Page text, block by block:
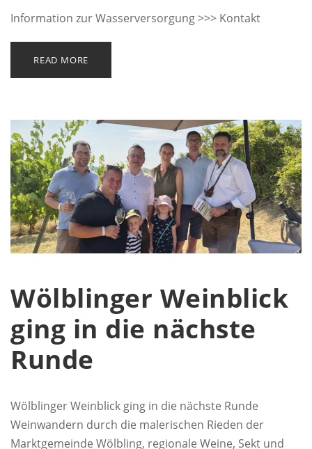
Information zur Wasserversorgung >>> Kontakt
READ MORE
Wölblinger Weinblick
ging in die nächste
Runde
Wölblinger Weinblick ging in die nächste Runde
Weinwandern durch die malerischen Rieden der
Marktgemeinde Wölbling, regionale Weine, Sekt und